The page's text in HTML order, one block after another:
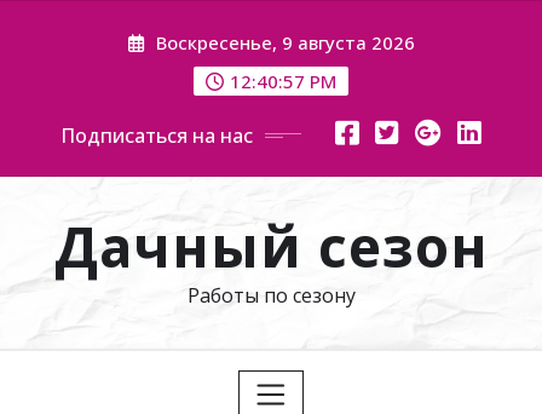
Воскресенье, 9 августа 2026
12:40:58 PM
Подписаться на нас
Дачный сезон
Работы по сезону